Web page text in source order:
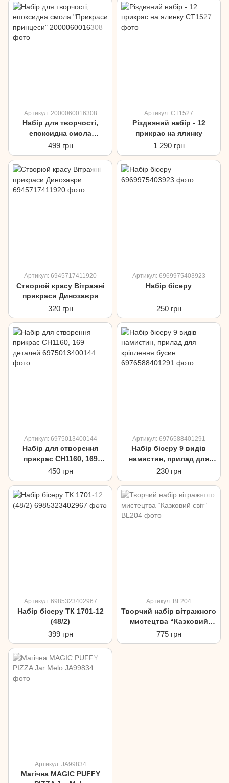
Артикул: 2000060016308
Набір для творчості,
епоксидна смола
"Прикраси принцеси"
499 грн
Артикул: CT1527
Різдвяний набір - 12
прикрас на ялинку
1 290 грн
Артикул: 6945717411920
Створюй красу Вітражні
прикраси Динозаври
320 грн
Артикул: 6969975403923
Набір бісеру
250 грн
Артикул: 6975013400144
Набір для створення
прикрас CH1160, 169
деталей
450 грн
Артикул: 6976588401291
Набір бісеру 9 видів
намистин, прилад для
кріплення бусин
230 грн
Артикул: 6985323402967
Набір бісеру ТК 1701-12
(48/2)
399 грн
Артикул: BL204
Творчий набір вітражного
мистецтва “Казковий
світ”
775 грн
Артикул: JA99834
Магічна MAGIC PUFFY